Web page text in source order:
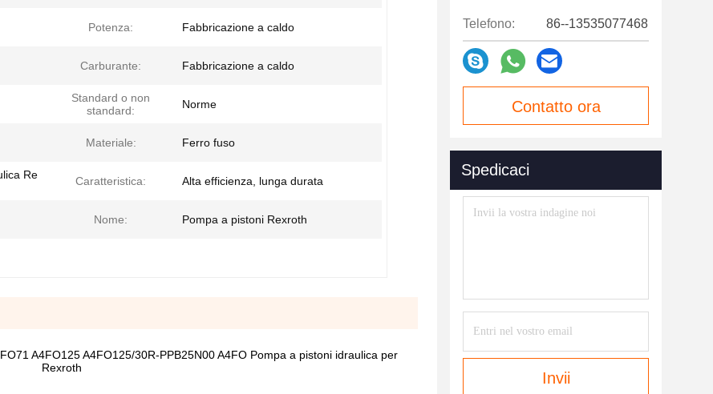
Potenza: Fabbricazione a caldo
Carburante: Fabbricazione a caldo
Standard o non
standard:
Norme
Materiale: Ferro fuso
Re
Caratteristica: Alta efficienza, lunga durata
Nome: Pompa a pistoni Rexroth
A4FO125 A4FO125/30R-PPB25N00 A4FO Pompa a pistoni idraulica per
Rexroth
Telefono: 86--13535077468
Contatto ora
Spedicaci
Invii